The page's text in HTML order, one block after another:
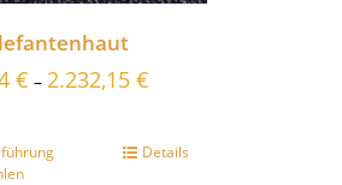
€ – 2.232,15 €
Details